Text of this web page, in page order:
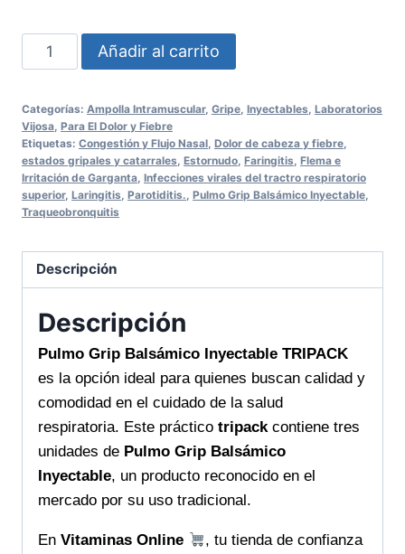
Pulmo
Grip
Inyectable
TRIPACK
alivia
tus
vías
rápido
en
Vitaminas
Online
salud
click
de
distancia
cantidad
Añadir al carrito
Categorías: Ampolla Intramuscular, Gripe Inyectables Laboratorios
Vijosa Para El Dolor y Fiebre
Etiquetas: Congestión y Flujo Nasal Dolor de cabeza y fiebre
estados gripales y catarrales Estornudo Faringitis Flema e
Irritación de Garganta Infecciones virales del tractro respiratorio
superior, Laringitis Parotiditis. Pulmo Grip Balsámico Inyectable
Traqueobronquitis
Descripción
Descripción
Pulmo Grip Balsámico Inyectable TRIPACK
es la opción ideal para quienes buscan calidad y
comodidad en el cuidado de la salud
respiratoria. Este práctico tripackcontiene tres
unidades de Pulmo Grip Balsámico
Inyectable, un producto reconocido en el
mercado por su uso tradicional.
En Vitaminas Online
, tu tienda de confianza